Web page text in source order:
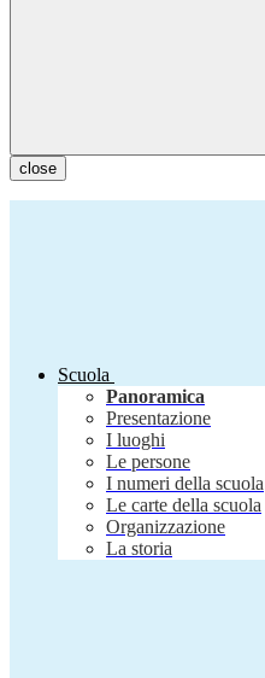
close
Scuola
Panoramica
Presentazione
I luoghi
Le persone
I numeri della scuola
Le carte della scuola
Organizzazione
La storia